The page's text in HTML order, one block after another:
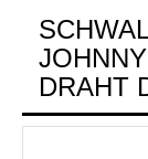
DRAHT